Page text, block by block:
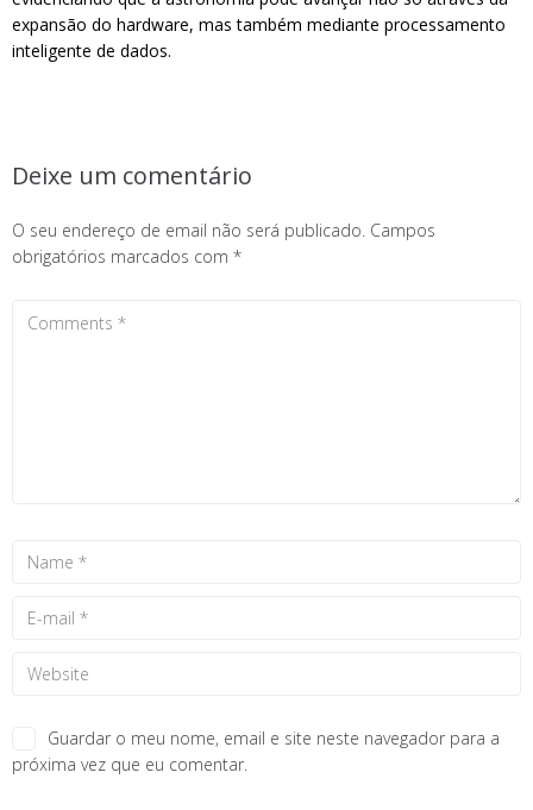
expansão do hardware, mas também mediante processamento
inteligente de dados.
Deixe um comentário
O seu endereço de email não será publicado. Campos
obrigatórios marcados com *
Guardar o meu nome, email e site neste navegador para a
próxima vez que eu comentar.